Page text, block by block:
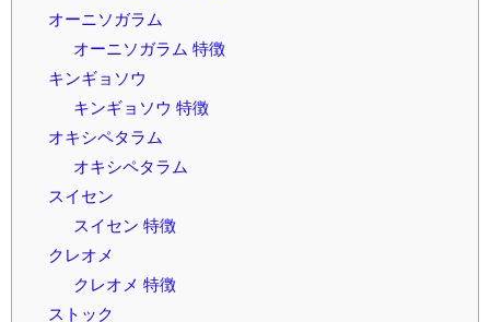
オーニソガラム
オーニソガラム 特徴
キンギョソウ
キンギョソウ 特徴
オキシペタラム
オキシペタラム
スイセン
スイセン 特徴
クレオメ
クレオメ 特徴
ストック